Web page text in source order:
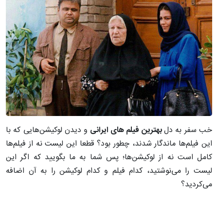
خب سفر به دلبهترین فیلم های ایرانی و دیدن لوکیشن‌هایی که با
این فیلم‌ها ماندگار شدند، چطور بود؟ قطعا این لیست نه از فیلم‌ها
کامل است نه از لوکیشن‌ها؛ پس شما به ما بگویید که اگر این
لیست را می‌نوشتید، کدام فیلم و کدام لوکیشن را به آن اضافه
می‌کردید؟